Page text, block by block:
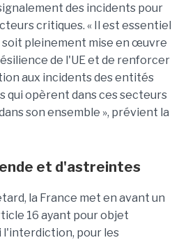
des incidents pour
critiques. « Il est essentiel
pleinement mise en œuvre
de l'UE et de renforcer
aux incidents des entités
qui opèrent dans ces secteurs
son ensemble », prévient la
et d'astreintes
la France met en avant un
16 ayant pour objet
l'interdiction, pour les